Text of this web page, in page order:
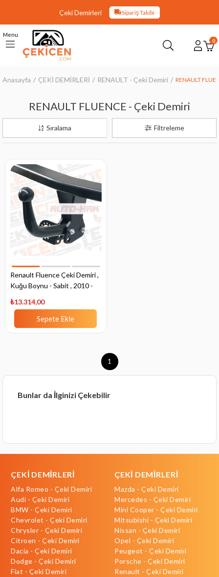
Çeki Demirleri Sipariş Takibi
Menu
0
Anasayfa ÇEKİ DEMİRLERİ RENAULT - Çeki Demiri RENAULT
RENAULT FLUENCE - Çeki Demiri
Filtreleme
Sıralama
Renault Fluence Çeki Demiri ,
Kuğu Boynu - Sabit , 2010 -
₺13.314,00
Sepete Ekle
1
Bunlar da İlginizi Çekebilir
ÇEKİ DEMİRLERİ
Alfa Romeo - Çeki Demiri
Audi - Çeki Demiri
BMW - Çeki Demiri
Chevrolet - Çeki Demiri
Chrysler - Çeki Demiri
Citroen - Çeki Demiri
Dacia - Çeki Demiri
Dodge - Çeki Demiri
Fiat - Çeki Demiri
ÇEKİ DEMİRLERİ
Mazda - Çeki Demiri
Mercedes - Çeki Demiri
Mini Cooper - Çeki Demiri
Mitsubishi - Çeki Demiri
Nissan - Çeki Demiri
Opel - Çeki Demiri
Peugeot - Çeki Demiri
Porsche - Çeki Demiri
Renault - Çeki Demiri